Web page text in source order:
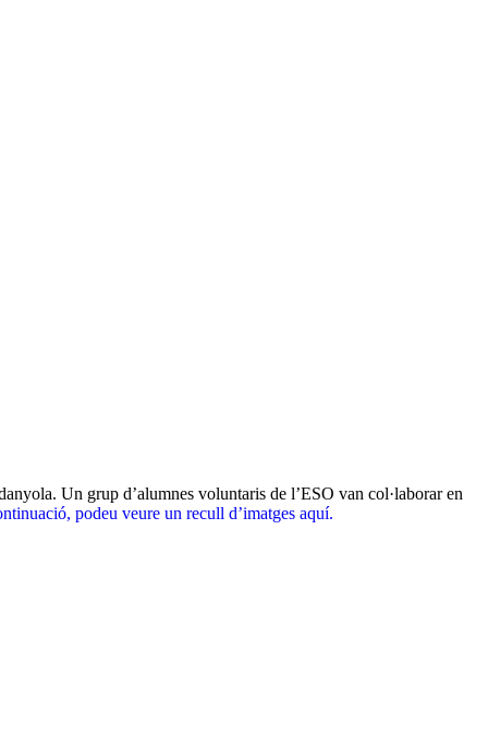
Un grup d’alumnes voluntaris de l’ESO van col·laborar en
podeu veure un recull d’imatges aquí.